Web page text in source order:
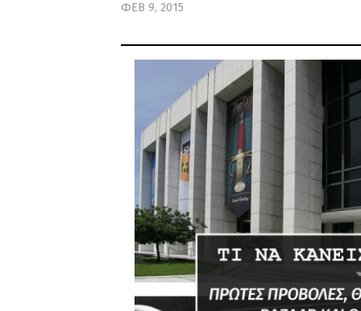
ΦΕΒ 9, 2015